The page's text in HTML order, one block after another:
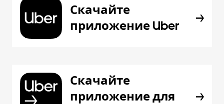
Скачайте
приложение Uber
Скачайте
приложение для